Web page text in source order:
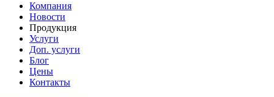
Компания
Новости
Продукция
Услуги
Доп. услуги
Блог
Цены
Контакты